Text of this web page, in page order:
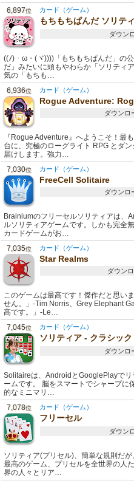
6,897位 カード（ゲーム）
もちもちぱんだ ソリテ
ダウン
((ﾉ)・ω・(ヾ))))「もちもちぱんだ」の
だ」みたいに頭もやわらか「ソリティ
気の「もちも…
6,936位 カード（ゲーム）
Rogue Adventure:
ダウンロ
『Rogue Adventure』へようこそ！最
台に、究極のローグライト RPG とダ
届けします。強力…
7,030位 カード（ゲーム）
FreeCell Solitaire
ダウンロ
Brainiumのフリーセルソリティアは、
ルソリティアゲームです。しかも完全
カードゲームがお…
7,035位 カード（ゲーム）
Star Realms
ダウン
このゲームは最高です！傑作だと思い
せん。」-Tim Norris、Grey Elephant
高です。」-Le…
7,045位 カード（ゲーム）
ソリティア - クラシッ
ダウンロ
Solitaireは、AndroidとGooglePlayで
ームです。 脳をスマートでシャープに
的なミニマリ…
7,078位 カード（ゲーム）
フリーセル
ダウン
ソリティア(プリセル)、簡単な規則だ
最高のゲーム、プリセルを全世界の人
界の人々とリア…